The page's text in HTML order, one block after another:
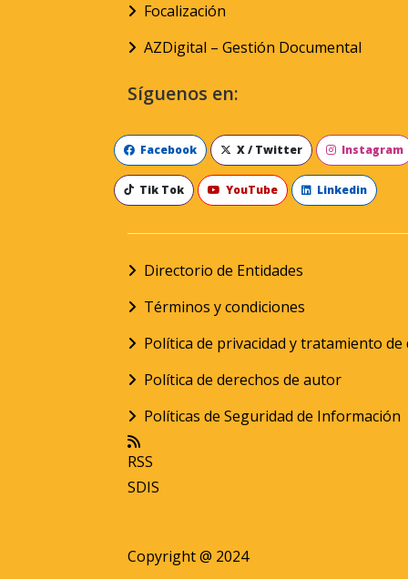
Focalización
AZDigital – Gestión Documental
Síguenos en:
Facebook X / Twitter Instagram
Tik Tok YouTube Linkedin
Directorio de Entidades
Términos y condiciones
Política de privacidad y tratamiento
Política de derechos de autor
Políticas de Seguridad de Información
RSS
SDIS
Copyright @ 2024